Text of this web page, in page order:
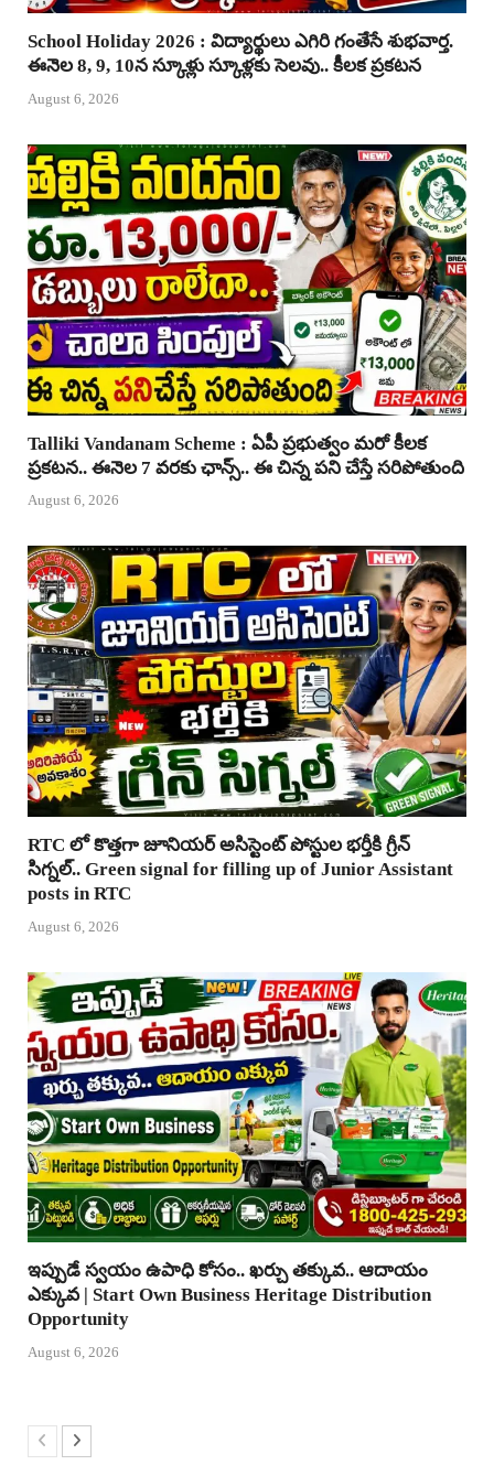
School Holiday 2026 : విద్యార్థులు ఎగిరి గంతేసే శుభవార్త.
ఈనెల 8, 9, 10న స్కూళ్లు స్కూళ్లకు సెలవు.. కీలక ప్రకటన
August 6, 2026
Talliki Vandanam Scheme : ఏపీ ప్రభుత్వం మరో కీలక
ప్రకటన.. ఈనెల 7 వరకు ఛాన్స్.. ఈ చిన్న పని చేస్తే సరిపోతుంది
August 6, 2026
RTC లో కొత్తగా జూనియర్ అసిస్టెంట్ పోస్టుల భర్తీకి గ్రీన్
సిగ్నల్.. Green signal for filling up of Junior Assistant
posts in RTC
August 6, 2026
ఇప్పుడే స్వయం ఉపాధి కోసం.. ఖర్చు తక్కువ.. ఆదాయం
ఎక్కువ | Start Own Business Heritage Distribution
Opportunity
August 6, 2026